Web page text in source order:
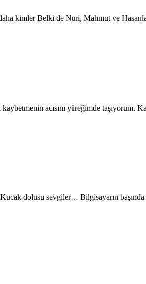
kimler Belki de Nuri, Mahmut ve
acısını yüreğimde taşıyorum.
dolusu sevgiler… Bilgisayarın başında